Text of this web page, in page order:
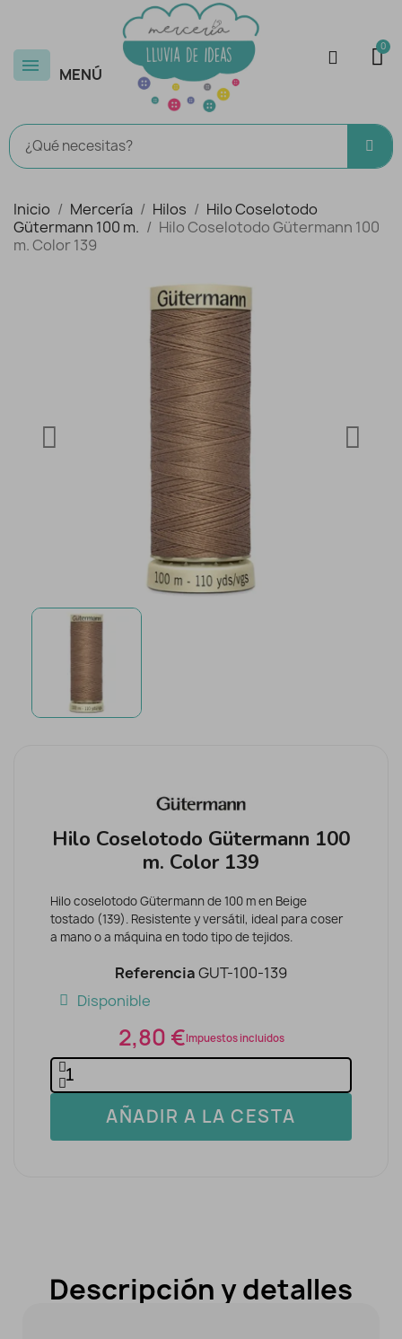
MENÚ
Inicio Mercería Hilos
Hilo Coselotodo
Gütermann 100 m.
Hilo Coselotodo Gütermann 100
m. Color 139
Hilo Coselotodo Gütermann 100
m. Color 139
Hilo coselotodo Gütermann de 100 m en Beige
tostado (139). Resistente y versátil, ideal para coser
a mano o a máquina en todo tipo de tejidos.
ReferenciaGUT-100-139
Disponible
2,80 €Impuestos incluidos
AÑADIR A LA CESTA
Descripción y detalles